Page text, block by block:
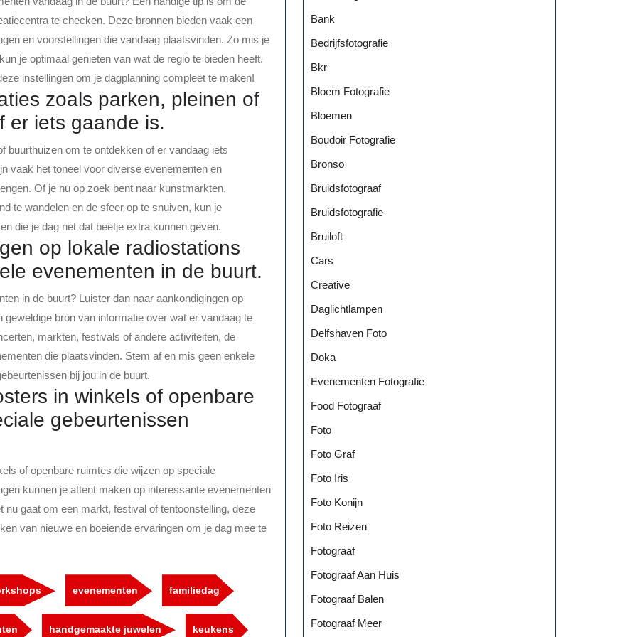
te checken. Deze bronnen bieden vaak een
en voorstellingen die vandaag plaatsvinden. Zo mis je
je optimaal genieten van wat de regio te bieden heeft.
instellingen om je dagplanning compleet te maken!
zoals parken, pleinen of
er iets gaande is.
buurthuizen om te ontdekken of er vandaag iets
vaak het toneel voor diverse evenementen en
Of je nu op zoek bent naar kunstmarkten,
te wandelen en de sfeer op te snuiven, kun je
die je dag net dat beetje extra kunnen geven.
op lokale radiostations
evenementen in de buurt.
in de buurt? Luister dan naar aankondigingen op
bron van informatie over wat er vandaag te
markten, festivals of andere activiteiten, de
die plaatsvinden. Stem af en mis geen enkele
bij jou in de buurt.
in winkels of openbare
gebeurtenissen
of openbare ruimtes die wijzen op speciale
kunnen je attent maken op interessante evenementen
gaat om een markt, festival of tentoonstelling, deze
van nieuwe en boeiende ervaringen om je dag mee te
evenementen familiedag
handgemaakte juwelen keukens
Bank
Bedrijfsfotografie
Bkr
Bloem Fotografie
Bloemen
Boudoir Fotografie
Bronso
Bruidsfotograaf
Bruidsfotografie
Bruiloft
Cars
Creative
Daglichtlampen
Delfshaven Foto
Doka
Evenementen Fotografie
Food Fotograaf
Foto
Foto Graf
Foto Iris
Foto Konijn
Foto Reizen
Fotograaf
Fotograaf Aan Huis
Fotograaf Balen
Fotograaf Meer